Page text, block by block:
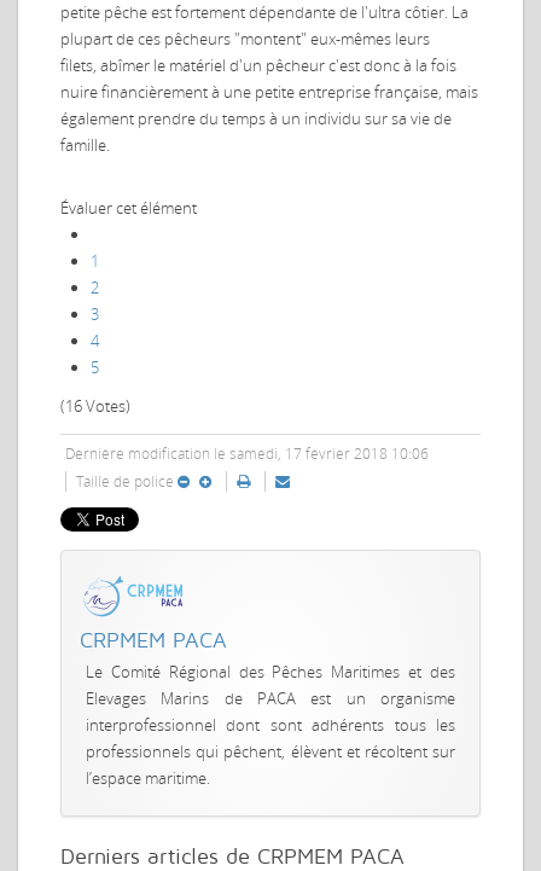
petite pêche est fortement dépendante de l'ultra côtier. La
plupart de ces pêcheurs "montent" eux-mêmes leurs
filets, abîmer le matériel d'un pêcheur c'est donc à la fois
nuire financièrement à une petite entreprise française, mais
également prendre du temps à un individu sur sa vie de
famille.
Évaluer cet élément
1
2
3
4
5
(16 Votes)
Dernière modification le samedi, 17 février 2018 10:06
Taille de police
CRPMEM PACA
Le Comité Régional des Pêches Maritimes et des
Elevages Marins de PACA est un organisme
interprofessionnel dont sont adhérents tous les
professionnels qui pêchent, élèvent et récoltent sur
l’espace maritime.
Derniers articles de CRPMEM PACA